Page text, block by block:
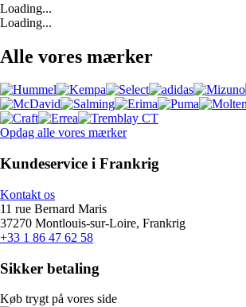
Loading...
Loading...
Alle vores mærker
Opdag alle vores mærker
Kundeservice i Frankrig
Kontakt os
11 rue Bernard Maris
37270 Montlouis-sur-Loire, Frankrig
+33 1 86 47 62 58
Sikker betaling
Køb trygt på vores side